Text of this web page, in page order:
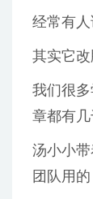
经常有人
其实它
我们很
章都有几
汤小小
团队用